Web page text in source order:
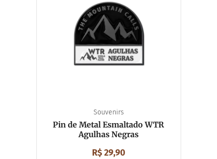
Souvenirs
Pin de Metal Esmaltado WTR
Agulhas Negras
R$29,90